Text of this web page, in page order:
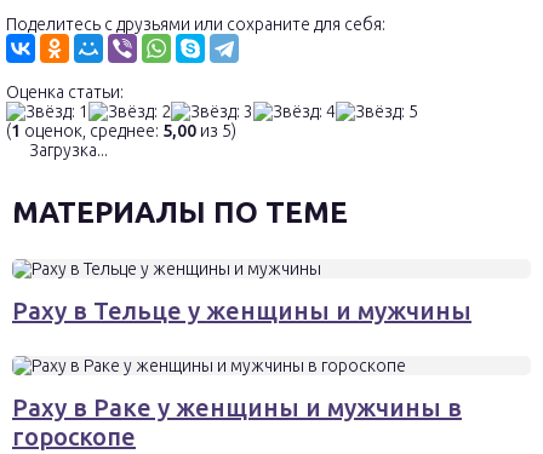
Поделитесь с друзьями или сохраните для себя:
Оценка статьи:
(1 оценок, среднее: 5,00 из 5)
Загрузка...
МАТЕРИАЛЫ ПО ТЕМЕ
Раху в Тельце у женщины и мужчины
Раху в Раке у женщины и мужчины в
гороскопе